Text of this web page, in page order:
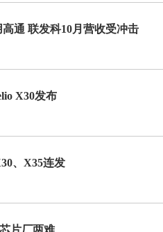
通 联发科10月营收受冲击
X30发布
、X35连发
片厂两难